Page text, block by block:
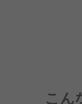
た。もちろん、
も多くのお客さ
は、ずっと接客
こん